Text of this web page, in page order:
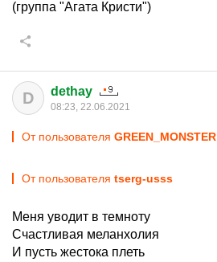
(группа "Агата Кристи")
D dethay
08:23, 22.06.2021
От пользователя GREEN_MONSTER
От пользователя tserg-usss
Меня уводит в темноту
Счастливая меланхолия
И пусть жестока плеть